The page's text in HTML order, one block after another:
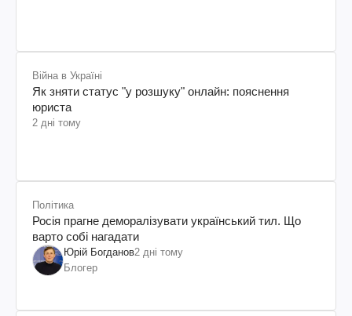
Війна в Україні
Як зняти статус "у розшуку" онлайн: пояснення
юриста
2 дні тому
Політика
Росія прагне деморалізувати український тил. Що
варто собі нагадати
Юрій Богданов2 дні тому
Блогер